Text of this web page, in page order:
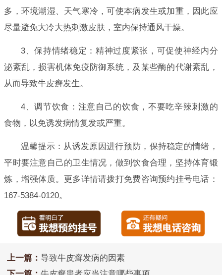
多，环境潮湿、天气寒冷，可使本病发生或加重，因此应
尽量避免大冷大热刺激皮肤，室内保持通风干燥。
3、保持情绪稳定：精神过度紧张，可促使神经内分
泌紊乱，损害机体免疫防御系统，及某些酶的代谢紊乱，
从而导致牛皮癣发生。
4、调节饮食：注意自己的饮食，不要吃辛辣刺激的
食物，以免诱发病情复发或严重。
温馨提示：从诱发原因进行预防，保持稳定的情绪，
平时要注意自己的卫生情况，做到饮食合理，坚持体育锻
炼，增强体质。更多详情请拨打免费咨询预约挂号电话：
167-5384-0120。
上一篇： 导致牛皮癣发病的因素